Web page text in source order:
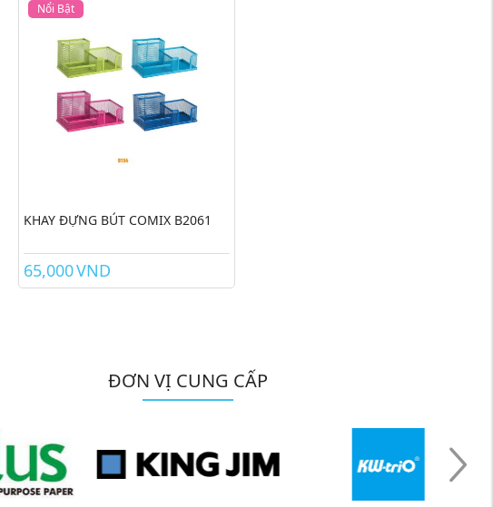
Nổi Bật
KHAY ĐỰNG BÚT COMIX B2061
65,000VND
đã mua sản phẩm của Minh An Nam được 02 năm nay,
mình cảm thấy Minh An Nam bán hàng rất chất lượng,
hàng vô cùng nhiệt tình và vui tính. Sẽ luôn ủng hộ Minh
ĐƠN VỊ CUNG CẤP